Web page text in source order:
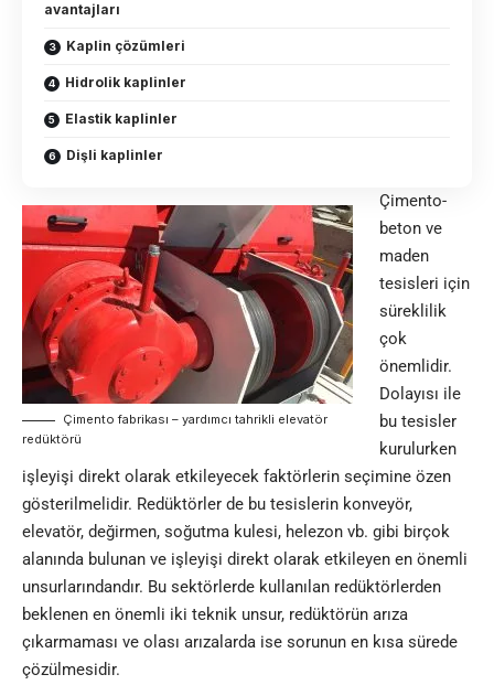
avantajları
Kaplin çözümleri
Hidrolik kaplinler
Elastik kaplinler
Dişli kaplinler
Çimento fabrikası – yardımcı tahrikli elevatör
redüktörü
Çimento-
beton ve
maden
tesisleri için
süreklilik
çok
önemlidir.
Dolayısı ile
bu tesisler
kurulurken
işleyişi direkt olarak etkileyecek faktörlerin seçimine özen
gösterilmelidir. Redüktörler de bu tesislerin konveyör,
elevatör, değirmen, soğutma kulesi, helezon vb. gibi birçok
alanında bulunan ve işleyişi direkt olarak etkileyen en önemli
unsurlarındandır. Bu sektörlerde kullanılan redüktörlerden
beklenen en önemli iki teknik unsur, redüktörün arıza
çıkarmaması ve olası arızalarda ise sorunun en kısa sürede
çözülmesidir.